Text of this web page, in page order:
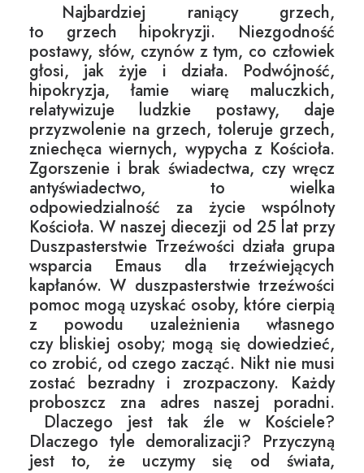
Najbardziej raniący grzech,
to grzech hipokryzji. Niezgodność
postawy, słów, czynów z tym, co człowiek
głosi, jak żyje i działa. Podwójność,
hipokryzja, łamie wiarę maluczkich,
relatywizuje ludzkie postawy, daje
przyzwolenie na grzech, toleruje grzech,
zniechęca wiernych, wypycha z Kościoła.
Zgorszenie i brak świadectwa, czy wręcz
antyświadectwo, to wielka
odpowiedzialność za życie wspólnoty
Kościoła. W naszej diecezji od 25 lat przy
Duszpasterstwie Trzeźwości działa grupa
wsparcia Emaus dla trzeźwiejących
kapłanów. W duszpasterstwie trzeźwości
pomoc mogą uzyskać osoby, które cierpią
z powodu uzależnienia własnego
czy bliskiej osoby; mogą się dowiedzieć,
co zrobić, od czego zacząć. Nikt nie musi
zostać bezradny i zrozpaczony. Każdy
proboszcz zna adres naszej poradni.
Dlaczego jest tak źle w Kościele?
Dlaczego tyle demoralizacji? Przyczyną
jest to, że uczymy się od świata,